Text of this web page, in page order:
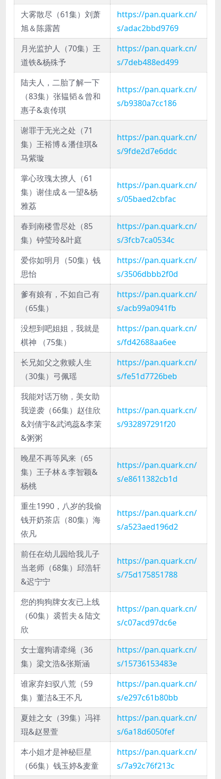
大雾散尽（61集）刘萧
旭＆陈露茜
https://pan.quark.cn/
s/adac2bbd9769
月光监护人（70集）王
道铁&杨殊予
https://pan.quark.cn/
s/7deb488ed499
陆夫人，二胎了解一下
（83集）张韫韬＆曾和
惠子&袁传琪
https://pan.quark.cn/
s/b9380a7cc186
谢罪于无光之处（71
集）王裕博＆潘佳琪&
马紫璇
https://pan.quark.cn/
s/9fde2d7e6ddc
掌心玫瑰太撩人（61
集）谢佳成＆一望&杨
雅荔
https://pan.quark.cn/
s/05baed2cbfac
春到南楼雪尽处（85
集）钟莹玲&叶庭
https://pan.quark.cn/
s/3fcb7ca0534c
爱你如明月（50集）钱
思怡
https://pan.quark.cn/
s/3506dbbb2f0d
爹有娘有，不如自己有
（65集）
https://pan.quark.cn/
s/acb99a0941fb
没想到吧姐姐，我就是
棋神 （75集）
https://pan.quark.cn/
s/fd42688aa6ee
长兄如父之救赎人生
（30集）弓佩瑶
https://pan.quark.cn/
s/fe51d7726beb
我能对话万物，美女助
我逆袭（66集）赵佳欣
&刘倩宇&武鸿蕊&李茉
&粥粥
https://pan.quark.cn/
s/932897291f20
晚星不再等风来（65
集）王子林＆李智颖&
杨桃
https://pan.quark.cn/
s/e8611382cb1d
重生1990，八岁的我偷
钱开奶茶店（80集）海
依凡
https://pan.quark.cn/
s/a523aed196d2
前任在幼儿园给我儿子
当老师（68集）邱浩轩
&迟宁宁
https://pan.quark.cn/
s/75d175851788
您的狗狗牌女友已上线
（60集）裘哲夫＆陆文
欣
https://pan.quark.cn/
s/c07acd97dc6e
女士遛狗请牵绳（36
集）梁文浩&张斯涵
https://pan.quark.cn/
s/15736153483e
谁家弃妇驭八荒（59
集）董洁&王不凡
https://pan.quark.cn/
s/e297c61b80bb
夏娃之女（39集）冯祥
琨&赵昱萱
https://pan.quark.cn/
s/6a18d6050fef
本小姐才是神秘巨星
（66集）钱玉婷&麦童
https://pan.quark.cn/
s/7a92c76f213c